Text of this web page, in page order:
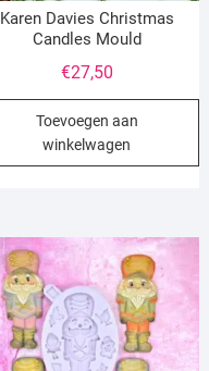
Karen Davies Christmas
Candles Mould
€27,50
Toevoegen aan
winkelwagen